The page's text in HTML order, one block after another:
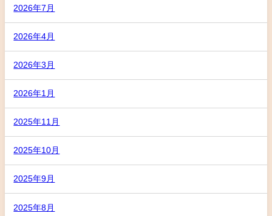
2026年7月
2026年4月
2026年3月
2026年1月
2025年11月
2025年10月
2025年9月
2025年8月